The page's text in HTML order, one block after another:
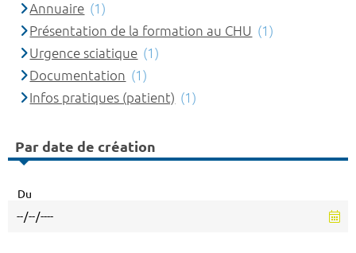
Annuaire (1)
Présentation de la formation au CHU (1)
Urgence sciatique (1)
Documentation (1)
Infos pratiques (patient) (1)
Par date de création
Du